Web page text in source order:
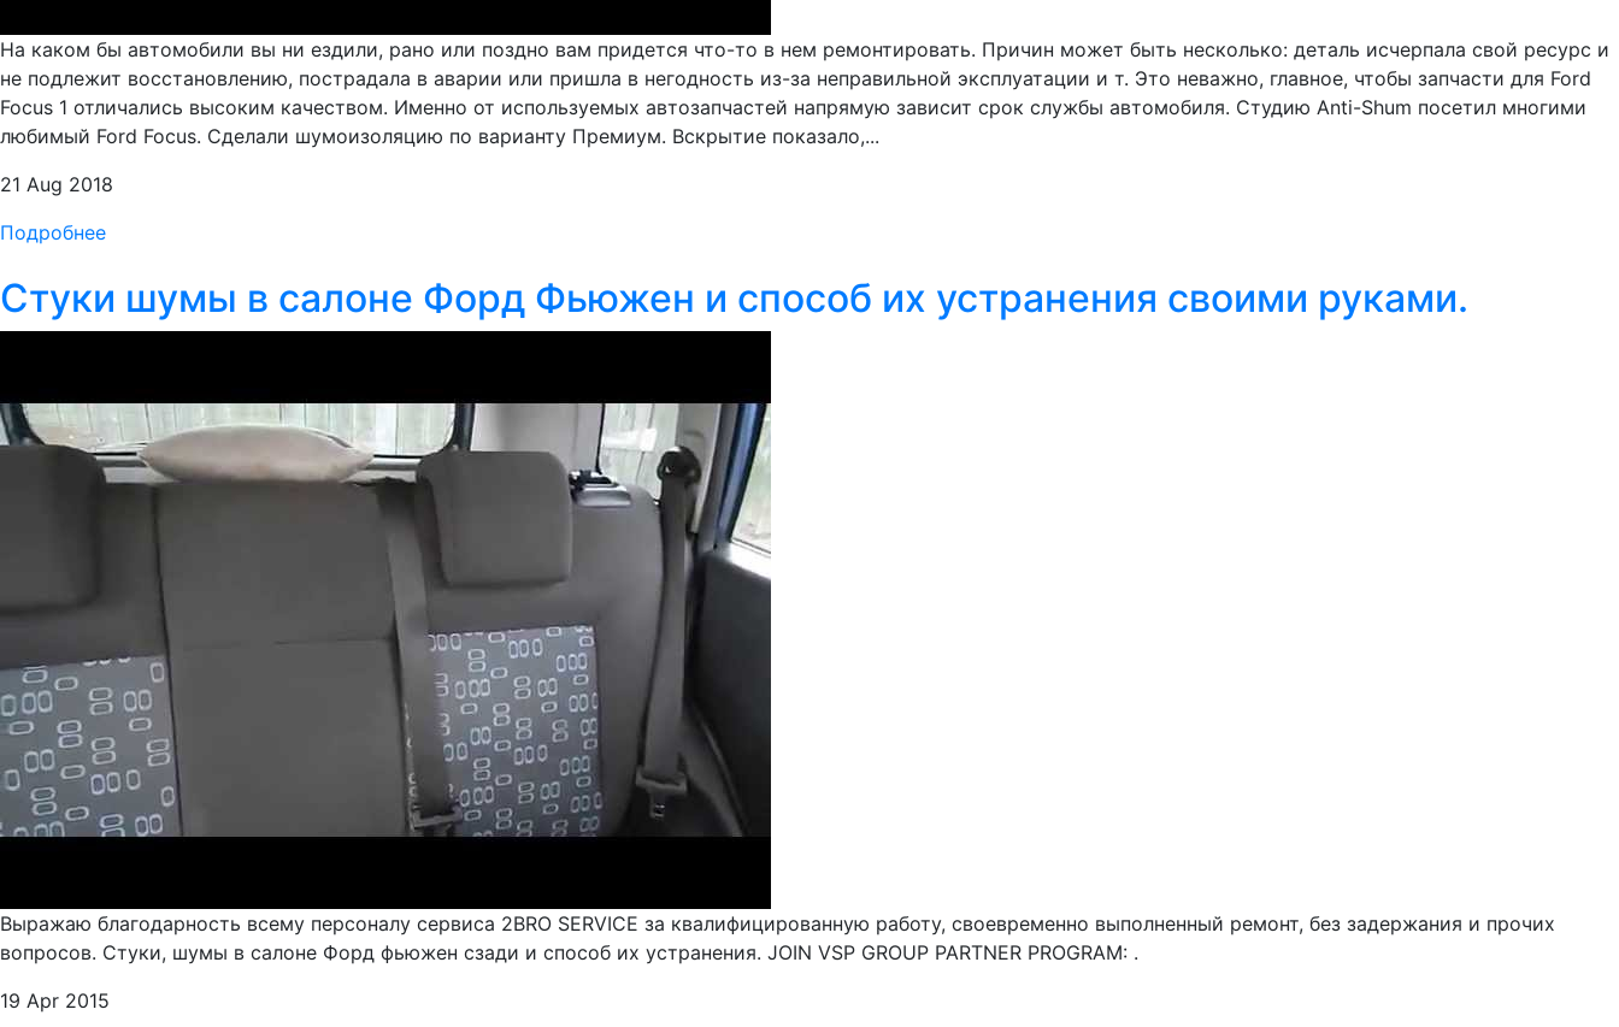
На каком бы автомобили вы ни ездили, рано или поздно вам придется что-то в нем ремонтировать. Причин может быть несколько: деталь исчерпала свой ресурс и
не подлежит восстановлению, пострадала в аварии или пришла в негодность из-за неправильной эксплуатации и т. Это неважно, главное, чтобы запчасти для Ford
Focus 1 отличались высоким качеством. Именно от используемых автозапчастей напрямую зависит срок службы автомобиля. Студию Anti-Shum посетил многими
любимый Ford Focus. Сделали шумоизоляцию по варианту Премиум. Вскрытие показало,...
21 Aug 2018
Подробнее
Стуки шумы в салоне Форд Фьюжен и способ их устранения своими руками.
Выражаю благодарность всему персоналу сервиса 2BRO SERVICE за квалифицированную работу, своевременно выполненный ремонт, без задержания и прочих
вопросов. Стуки, шумы в салоне Форд фьюжен сзади и способ их устранения. JOIN VSP GROUP PARTNER PROGRAM: .
19 Apr 2015